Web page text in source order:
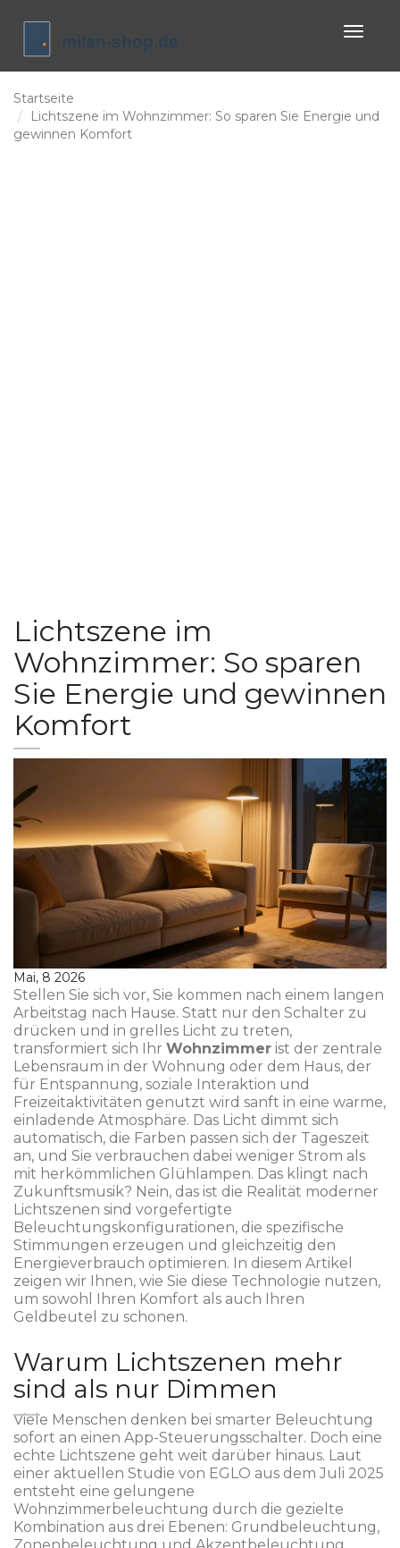
Startseite
Lichtszene im Wohnzimmer: So sparen Sie Energie und
gewinnen Komfort
Lichtszene im
Wohnzimmer: So sparen
Sie Energie und gewinnen
Komfort
Mai, 8 2026
Stellen Sie sich vor, Sie kommen nach einem langen
Arbeitstag nach Hause. Statt nur den Schalter zu
drücken und in grelles Licht zu treten,
transformiert sich Ihr Wohnzimmer ist der zentrale
Lebensraum in der Wohnung oder dem Haus, der
für Entspannung, soziale Interaktion und
Freizeitaktivitäten genutzt wird sanft in eine warme,
einladende Atmosphäre. Das Licht dimmt sich
automatisch, die Farben passen sich der Tageszeit
an, und Sie verbrauchen dabei weniger Strom als
mit herkömmlichen Glühlampen. Das klingt nach
Zukunftsmusik? Nein, das ist die Realität moderner
Lichtszenen sind vorgefertigte
Beleuchtungskonfigurationen, die spezifische
Stimmungen erzeugen und gleichzeitig den
Energieverbrauch optimieren. In diesem Artikel
zeigen wir Ihnen, wie Sie diese Technologie nutzen,
um sowohl Ihren Komfort als auch Ihren
Geldbeutel zu schonen.
Warum Lichtszenen mehr
sind als nur Dimmen
Viele Menschen denken bei smarter Beleuchtung
sofort an einen App-Steuerungsschalter. Doch eine
echte Lichtszene geht weit darüber hinaus. Laut
einer aktuellen Studie von EGLO aus dem Juli 2025
entsteht eine gelungene
Wohnzimmerbeleuchtung durch die gezielte
Kombination aus drei Ebenen: Grundbeleuchtung,